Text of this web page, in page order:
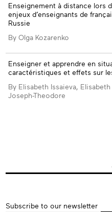
Enseignement à distance lors
enjeux d’enseignants de
Russie
By Olga Kozarenko
Enseigner et apprendre en
caractéristiques et effets sur
By Elisabeth Issaieva,
Joseph-Theodore
Subscribe
Subscribe to our newsletter